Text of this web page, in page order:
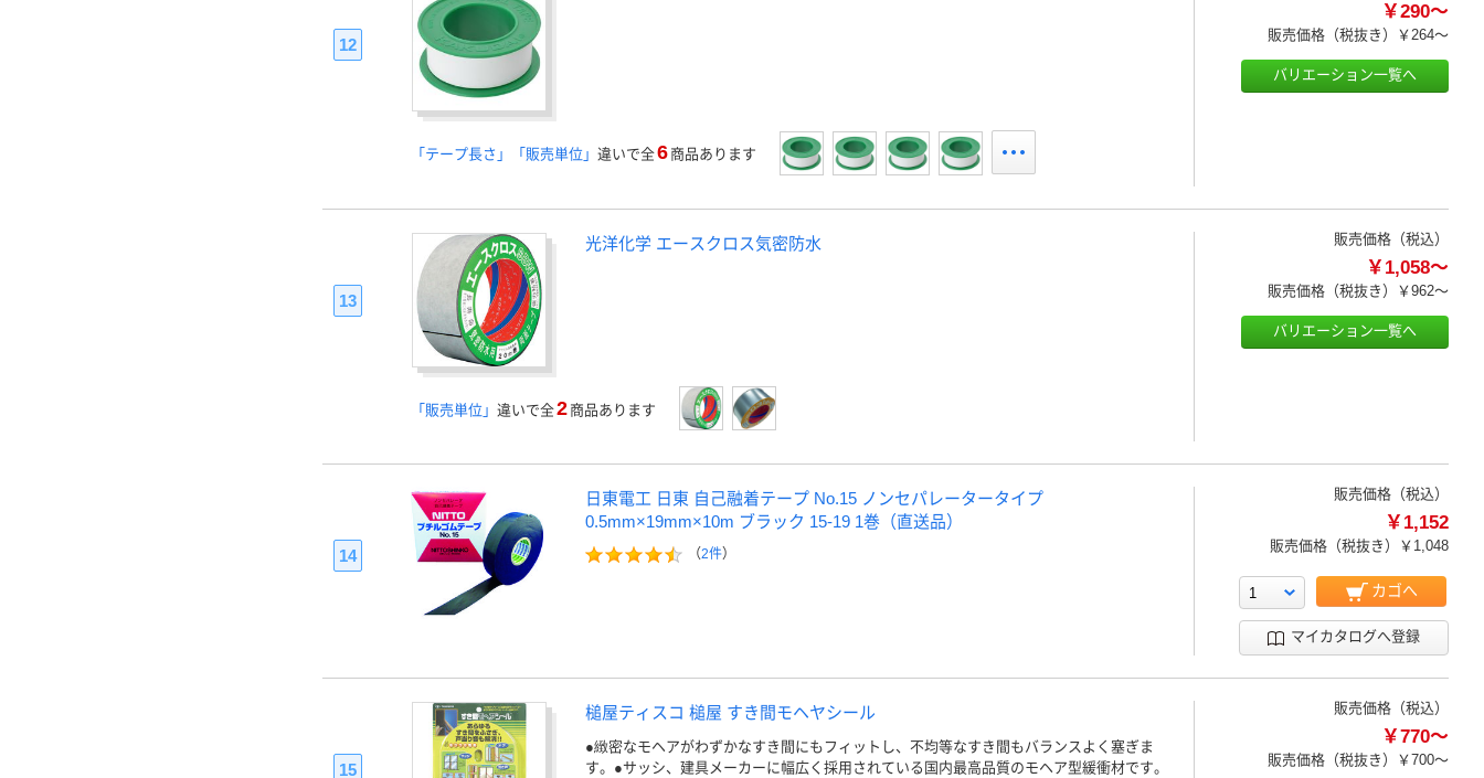
12
「テープ長さ」「販売単位」 違いで全6 商品あります
￥290～
販売価格（税抜き） ￥264～
バリエーション一覧へ
13
光洋化学 エースクロス気密防水
「販売単位」 違いで全2 商品あります
販売価格（税込）
￥1,058～
販売価格（税抜き） ￥962～
バリエーション一覧へ
14
日東電工 日東 自己融着テープ No.15 ノンセパレータータイプ
0.5mm×19mm×10m ブラック 15-19 1巻（直送品）
（2件）
販売価格（税込）
￥1,152
販売価格（税抜き） ￥1,048
カゴへ
マイカタログへ登録
15
槌屋ティスコ 槌屋 すき間モヘヤシール
●緻密なモヘアがわずかなすき間にもフィットし、不均等なすき間もバランスよく塞ぎま
す。●サッシ、建具メーカーに幅広く採用されている国内最高品質のモヘア型緩衝材です。
販売価格（税込）
￥770～
販売価格（税抜き） ￥700～